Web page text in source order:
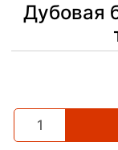
Дубовая
Дубовая
бочка